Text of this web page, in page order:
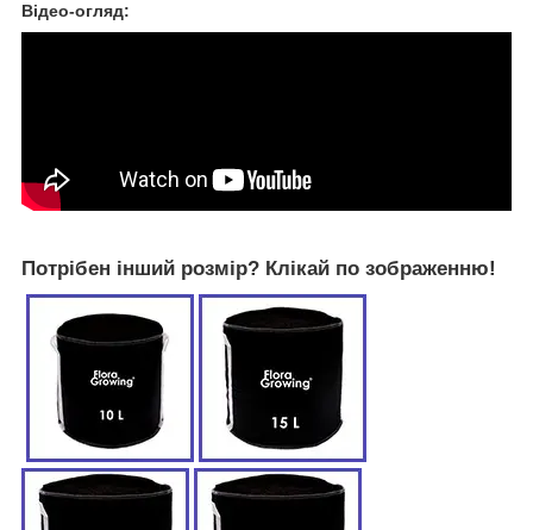
Відео-огляд:
Потрібен інший розмір? Клікай по зображенню!